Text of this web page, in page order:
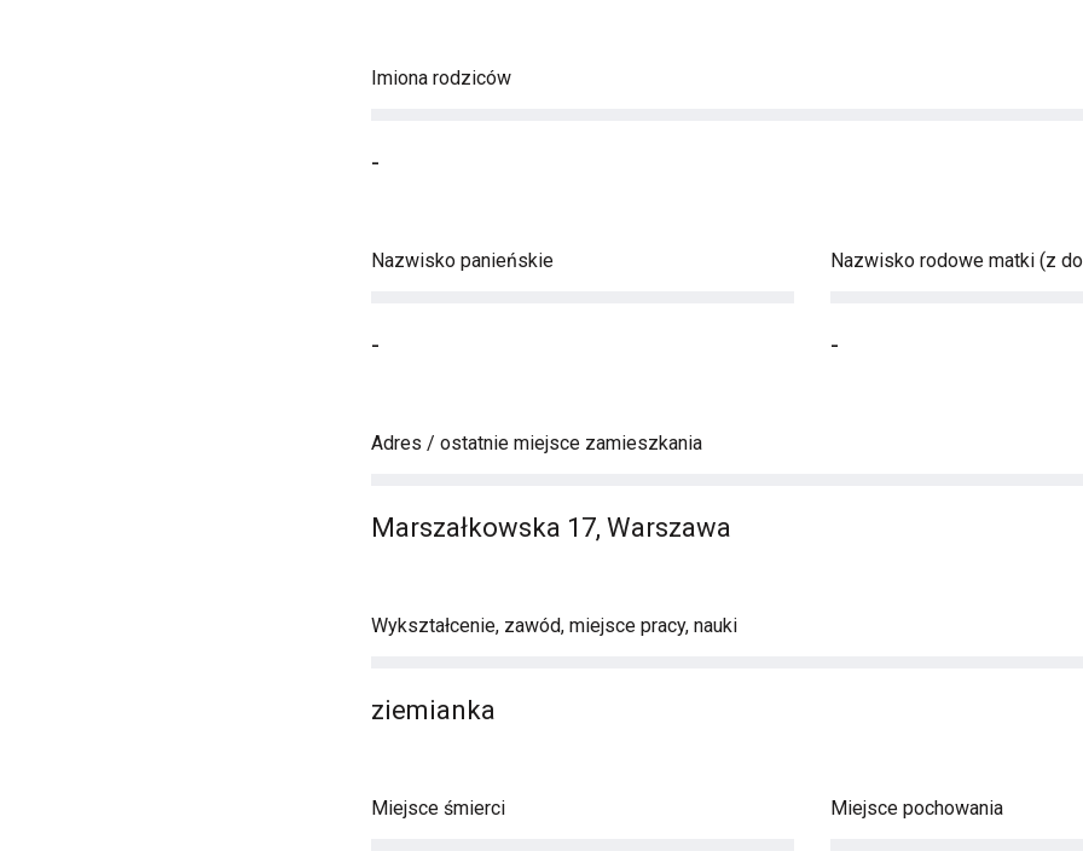
Imiona rodziców
-
Nazwisko panieńskie
-
Nazwisko rodowe matki (z
-
Adres / ostatnie miejsce zamieszkania
Marszałkowska 17, Warszawa
Wykształcenie, zawód, miejsce pracy, nauki
ziemianka
Miejsce śmierci Miejsce pochowania